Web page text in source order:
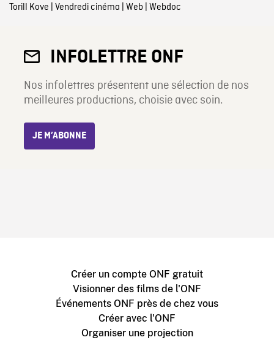
Torill Kove | Vendredi cinéma | Web | Webdoc
INFOLETTRE ONF
Nos infolettres présentent une sélection de nos
meilleures productions, choisie avec soin.
JE M’ABONNE
Créer un compte ONF gratuit
Visionner des films de l'ONF
Événements ONF près de chez vous
Créer avec l'ONF
Organiser une projection